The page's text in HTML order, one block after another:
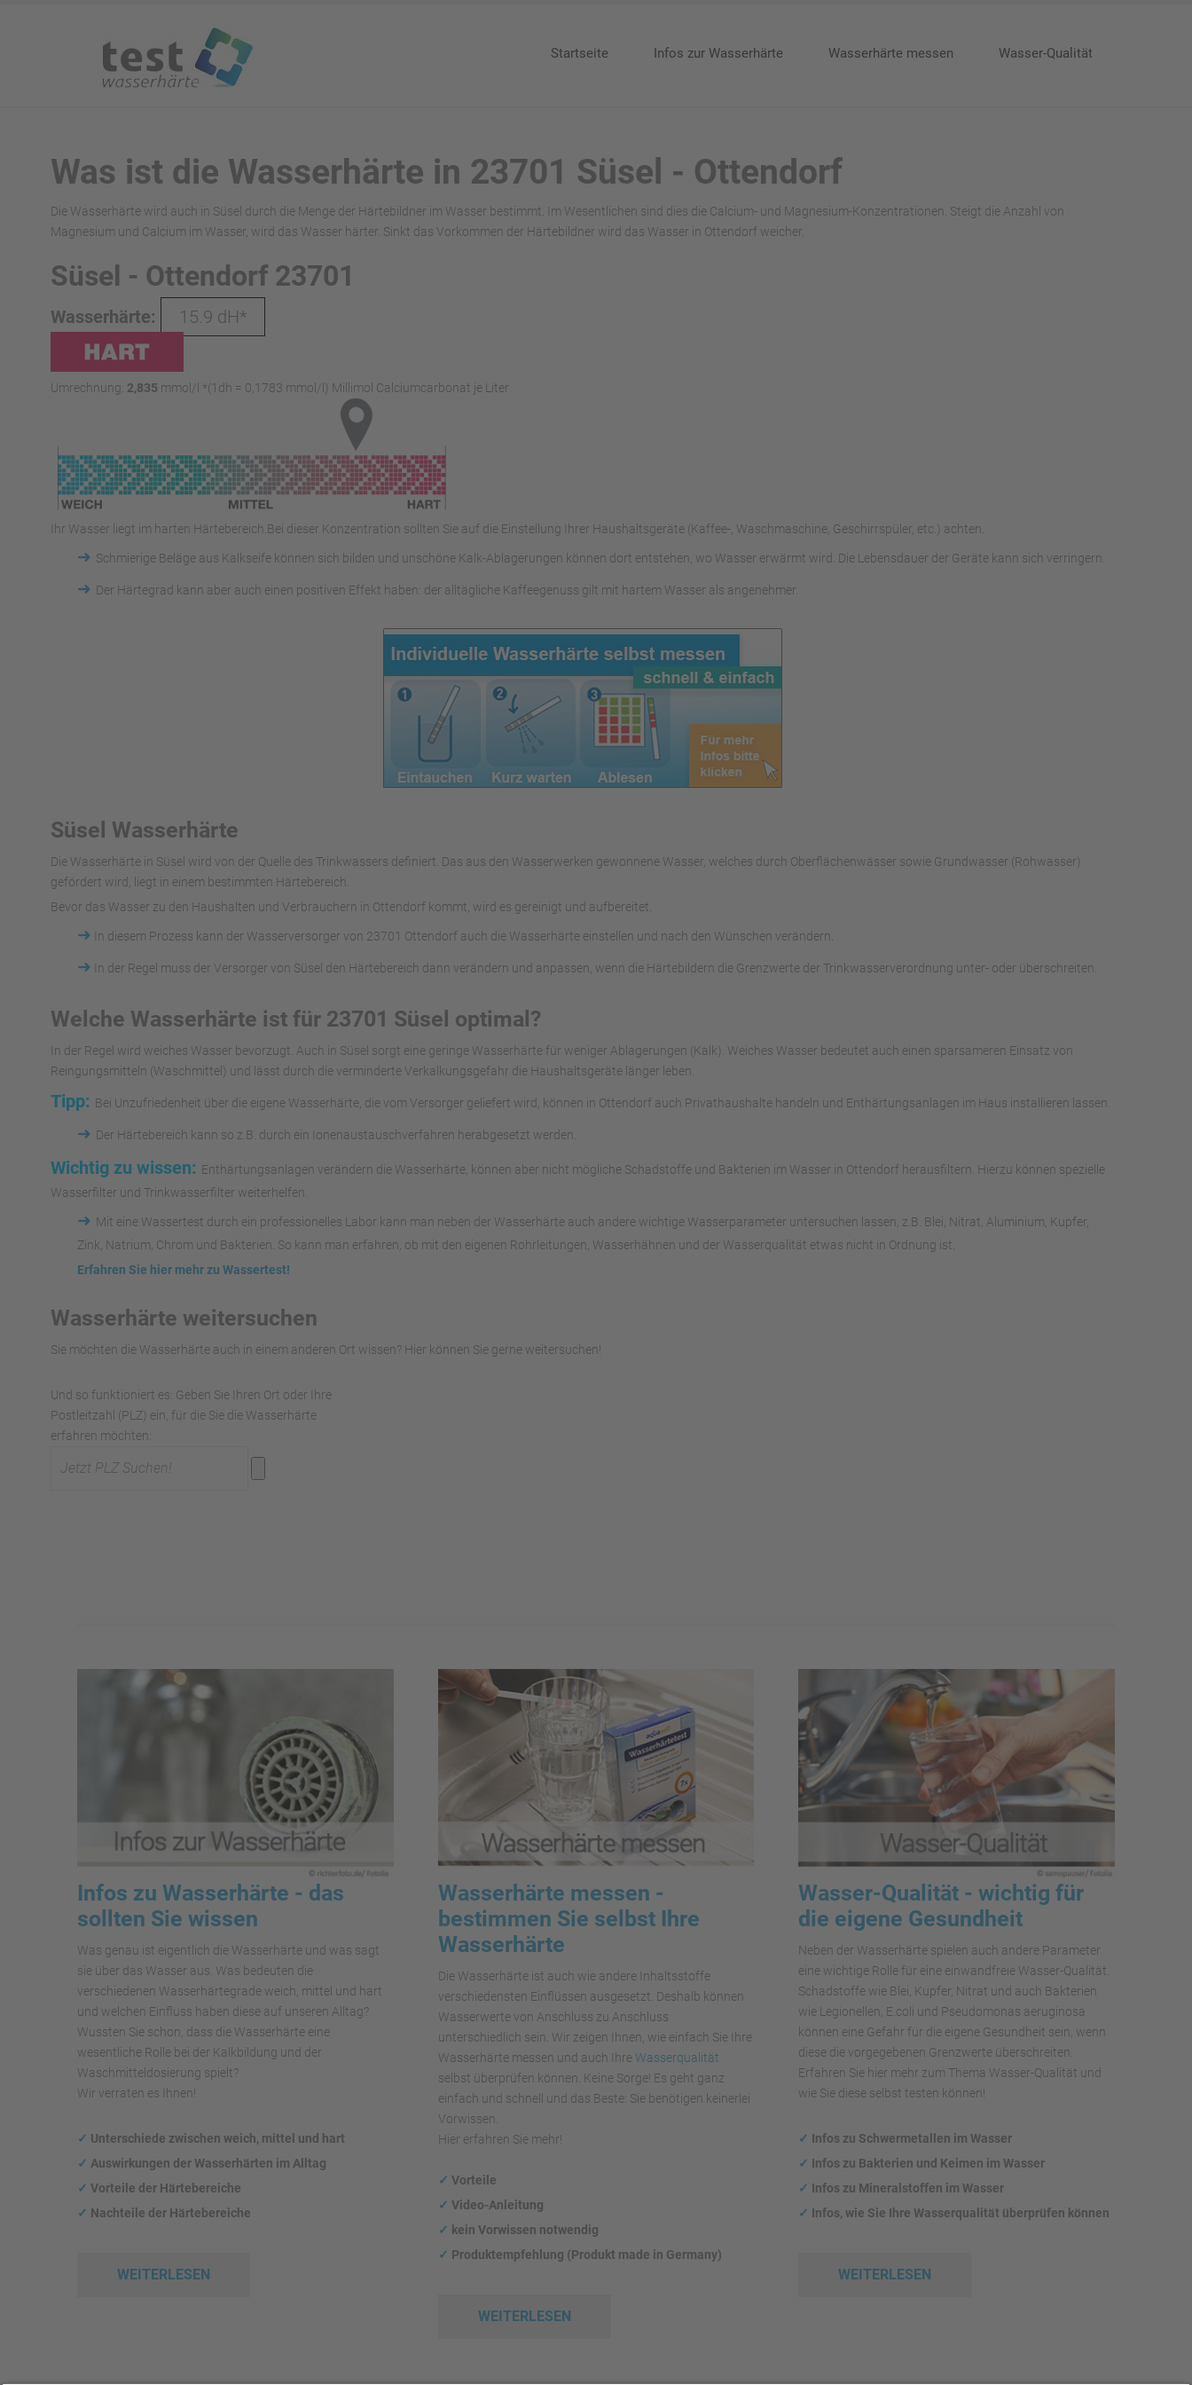
Startseite Infos zur Wasserhärte Wasserhärte messen Wasser-Qualität
Was ist die Wasserhärte in 23701 Süsel - Ottendorf
Die Wasserhärte wird auch in Süsel durch die Menge der Härtebildner im Wasser bestimmt. Im Wesentlichen sind dies die Calcium- und Magnesium-Konzentrationen. Steigt die Anzahl von
Magnesium und Calcium im Wasser, wird das Wasser härter. Sinkt das Vorkommen der Härtebildner wird das Wasser in Ottendorf weicher.
Süsel - Ottendorf 23701
Wasserhärte: 15.9 dH*
Umrechnung: 2,835 mmol/l *(1dh = 0,1783 mmol/l) Millimol Calciumcarbonat je Liter
Ihr Wasser liegt im harten Härtebereich.Bei dieser Konzentration sollten Sie auf die Einstellung Ihrer Haushaltsgeräte (Kaffee-, Waschmaschine, Geschirrspüler, etc.) achten.
➜ Schmierige Beläge aus Kalkseife können sich bilden und unschöne Kalk-Ablagerungen können dort entstehen, wo Wasser erwärmt wird. Die Lebensdauer der Geräte kann sich verringern.
➜ Der Härtegrad kann aber auch einen positiven Effekt haben: der alltägliche Kaffeegenuss gilt mit hartem Wasser als angenehmer.
Süsel Wasserhärte
Die Wasserhärte in Süsel wird von der Quelle des Trinkwassers definiert. Das aus den Wasserwerken gewonnene Wasser, welches durch Oberflächenwässer sowie Grundwasser (Rohwasser)
gefördert wird, liegt in einem bestimmten Härtebereich.
Bevor das Wasser zu den Haushalten und Verbrauchern in Ottendorf kommt, wird es gereinigt und aufbereitet.
➜ In diesem Prozess kann der Wasserversorger von 23701 Ottendorf auch die Wasserhärte einstellen und nach den Wünschen verändern.
➜ In der Regel muss der Versorger von Süsel den Härtebereich dann verändern und anpassen, wenn die Härtebildern die Grenzwerte der Trinkwasserverordnung unter- oder überschreiten.
Welche Wasserhärte ist für 23701 Süsel optimal?
In der Regel wird weiches Wasser bevorzugt. Auch in Süsel sorgt eine geringe Wasserhärte für weniger Ablagerungen (Kalk). Weiches Wasser bedeutet auch einen sparsameren Einsatz von
Reingungsmitteln (Waschmittel) und lässt durch die verminderte Verkalkungsgefahr die Haushaltsgeräte länger leben.
Tipp: Bei Unzufriedenheit über die eigene Wasserhärte, die vom Versorger geliefert wird, können in Ottendorf auch Privathaushalte handeln und Enthärtungsanlagen im Haus installieren lassen.
➜ Der Härtebereich kann so z.B. durch ein Ionenaustauschverfahren herabgesetzt werden.
Wichtig zu wissen: Enthärtungsanlagen verändern die Wasserhärte, können aber nicht mögliche Schadstoffe und Bakterien im Wasser in Ottendorf herausfiltern. Hierzu können spezielle
Wasserfilter und Trinkwasserfilter weiterhelfen.
➜ Mit eine Wassertest durch ein professionelles Labor kann man neben der Wasserhärte auch andere wichtige Wasserparameter untersuchen lassen, z.B. Blei, Nitrat, Aluminium, Kupfer,
Zink, Natrium, Chrom und Bakterien. So kann man erfahren, ob mit den eigenen Rohrleitungen, Wasserhähnen und der Wasserqualität etwas nicht in Ordnung ist.
Erfahren Sie hier mehr zu Wassertest!
Wasserhärte weitersuchen
Sie möchten die Wasserhärte auch in einem anderen Ort wissen? Hier können Sie gerne weitersuchen!
Und so funktioniert es: Geben Sie Ihren Ort oder Ihre
Postleitzahl (PLZ) ein, für die Sie die Wasserhärte
erfahren möchten:
Infos zu Wasserhärte - das
sollten Sie wissen
Was genau ist eigentlich die Wasserhärte und was sagt
sie über das Wasser aus. Was bedeuten die
verschiedenen Wasserhärtegrade weich, mittel und hart
und welchen Einfluss haben diese auf unseren Alltag?
Wussten Sie schon, dass die Wasserhärte eine
wesentliche Rolle bei der Kalkbildung und der
Waschmitteldosierung spielt?
Wir verraten es Ihnen!
✓ Unterschiede zwischen weich, mittel und hart
✓ Auswirkungen der Wasserhärten im Alltag
✓ Vorteile der Härtebereiche
✓ Nachteile der Härtebereiche
WEITERLESEN
Wasserhärte messen -
bestimmen Sie selbst Ihre
Wasserhärte
Die Wasserhärte ist auch wie andere Inhaltsstoffe
verschiedensten Einflüssen ausgesetzt. Deshalb können
Wasserwerte von Anschluss zu Anschluss
unterschiedlich sein. Wir zeigen Ihnen, wie einfach Sie Ihre
Wasserhärte messen und auch IhreWasserqualität
selbst überprüfen können. Keine Sorge! Es geht ganz
einfach und schnell und das Beste: Sie benötigen keinerlei
Vorwissen.
Hier erfahren Sie mehr!
✓ Vorteile
✓ Video-Anleitung
✓ kein Vorwissen notwendig
✓ Produktempfehlung (Produkt made in Germany)
WEITERLESEN
Wasser-Qualität - wichtig für
die eigene Gesundheit
Neben der Wasserhärte spielen auch andere Parameter
eine wichtige Rolle für eine einwandfreie Wasser-Qualität.
Schadstoffe wie Blei, Kupfer, Nitrat und auch Bakterien
wie Legionellen, E.coli und Pseudomonas aeruginosa
können eine Gefahr für die eigene Gesundheit sein, wenn
diese die vorgegebenen Grenzwerte überschreiten.
Erfahren Sie hier mehr zum Thema Wasser-Qualität und
wie Sie diese selbst testen können!
✓ Infos zu Schwermetallen im Wasser
✓ Infos zu Bakterien und Keimen im Wasser
✓ Infos zu Mineralstoffen im Wasser
✓ Infos, wie Sie Ihre Wasserqualität überprüfen können
WEITERLESEN